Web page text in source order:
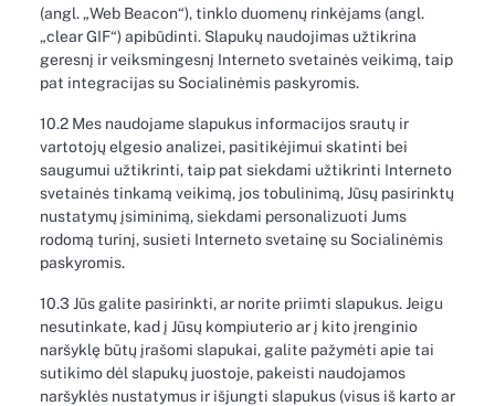
(angl. „Web Beacon“), tinklo duomenų rinkėjams (angl.
„clear GIF“) apibūdinti. Slapukų naudojimas užtikrina
geresnį ir veiksmingesnį Interneto svetainės veikimą, taip
pat integracijas su Socialinėmis paskyromis.
10.2 Mes naudojame slapukus informacijos srautų ir
vartotojų elgesio analizei, pasitikėjimui skatinti bei
saugumui užtikrinti, taip pat siekdami užtikrinti Interneto
svetainės tinkamą veikimą, jos tobulinimą, Jūsų pasirinktų
nustatymų įsiminimą, siekdami personalizuoti Jums
rodomą turinį, susieti Interneto svetainę su Socialinėmis
paskyromis.
10.3 Jūs galite pasirinkti, ar norite priimti slapukus. Jeigu
nesutinkate, kad į Jūsų kompiuterio ar į kito įrenginio
naršyklę būtų įrašomi slapukai, galite pažymėti apie tai
sutikimo dėl slapukų juostoje, pakeisti naudojamos
naršyklės nustatymus ir išjungti slapukus (visus iš karto ar